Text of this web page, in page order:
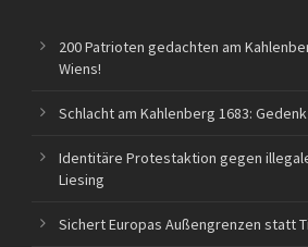
200 Patrioten gedachten am
Wiens!
Schlacht am Kahlenberg 1683:
Identitäre Protestaktion gegen
Liesing
Sichert Europas Außengrenzen statt